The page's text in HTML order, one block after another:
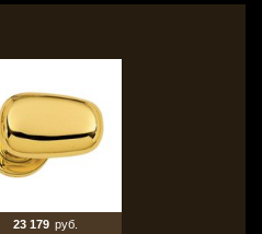
23 179 руб.